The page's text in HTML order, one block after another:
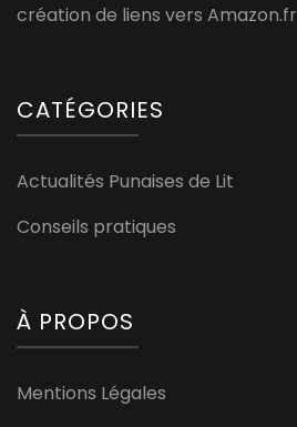
création de liens vers Amazon.fr
CATÉGORIES
Actualités Punaises de Lit
Conseils pratiques
À PROPOS
Mentions Légales